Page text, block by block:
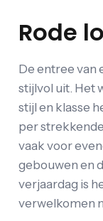
Rode
De entree van
stijlvol uit. Het
stijl en klasse
per
vaak voor
gebouwen en
verjaardag is
verwelkomen